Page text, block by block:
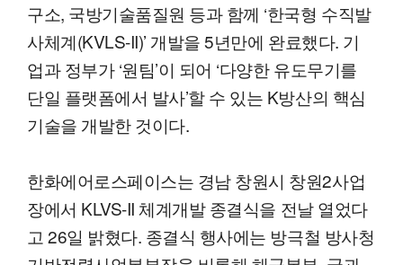
구소, 국방기술품질원 등과 함께 ‘한국형 수직발
사체계(KVLS-II)’ 개발을 5년만에 완료했다. 기
업과 정부가 ‘원팀’이 되어 ‘다양한 유도무기를
단일 플랫폼에서 발사’할 수 있는 K방산의 핵심
기술을 개발한 것이다.
한화에어로스페이스는 경남 창원시 창원2사업
장에서 KLVS-II 체계개발 종결식을 전날 열었다
고 26일 밝혔다. 종결식 행사에는 방극철 방사청